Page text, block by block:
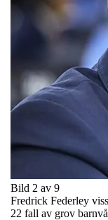
Bild 2 av 9
Fredrick Federley
22 fall av grov